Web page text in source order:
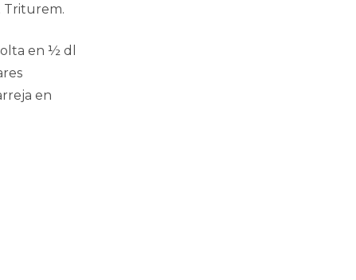
Triturem.
en ½ dl
en